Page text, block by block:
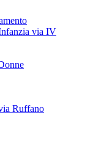
via IV
Ruffano